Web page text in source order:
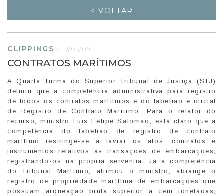
< VOLTAR
CLIPPINGS -17/07/09
CONTRATOS MARÍTIMOS
A Quarta Turma do Superior Tribunal de Justiça (STJ)
definiu que a competência administrativa para registro
de todos os contratos marítimos é do tabelião e oficial
de Registro de Contrato Marítimo. Para o relator do
recurso, ministro Luis Felipe Salomão, está claro que a
competência do tabelião de registro de contrato
marítimo restringe-se a lavrar os atos, contratos e
instrumentos relativos às transações de embarcações,
registrando-os na própria serventia. Já a competência
do Tribunal Marítimo, afirmou o ministro, abrange o
registro de propriedade marítima de embarcações que
possuam arqueação bruta superior a cem toneladas,